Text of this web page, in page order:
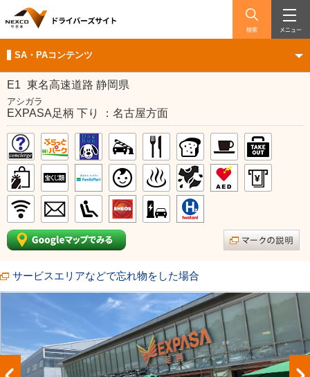
検索 メニュー
SA・PAコンテンツ
E1 東名高速道路 静岡県
アシガラ
EXPASA足柄 下り ：名古屋方面
サービスエリアなどで忘れ物をした場合